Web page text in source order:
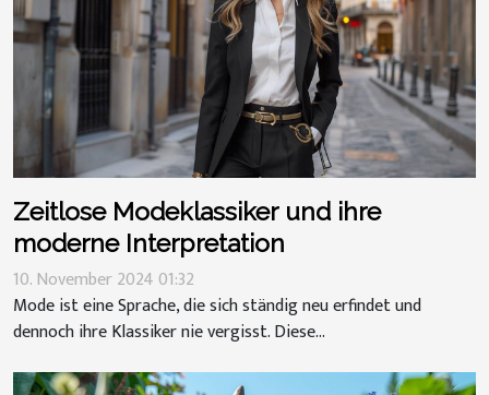
Zeitlose Modeklassiker und ihre
moderne Interpretation
10. November 2024 01:32
Mode ist eine Sprache, die sich ständig neu erfindet und
dennoch ihre Klassiker nie vergisst. Diese...